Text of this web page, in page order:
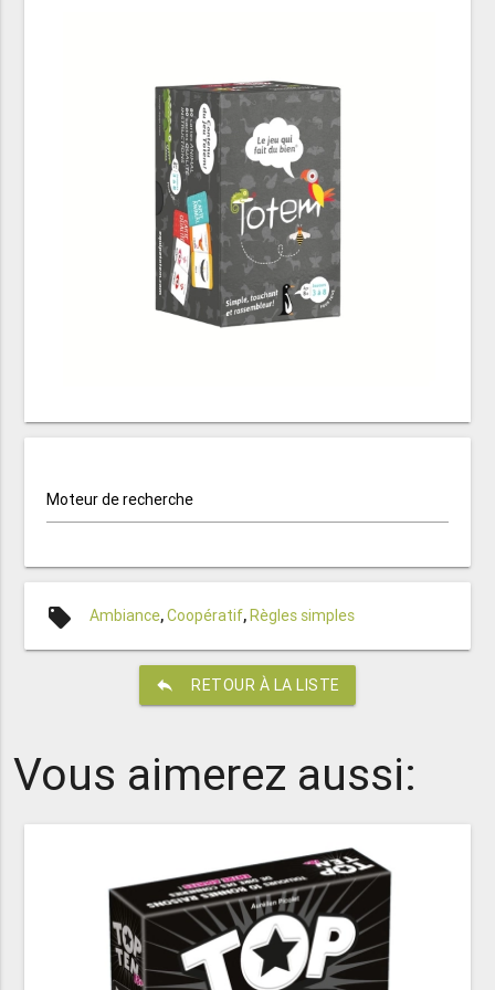
Moteur de recherche
local_offer Ambiance,Coopératif, Règles simples
reply RETOUR À LA LISTE
Vous aimerez aussi: